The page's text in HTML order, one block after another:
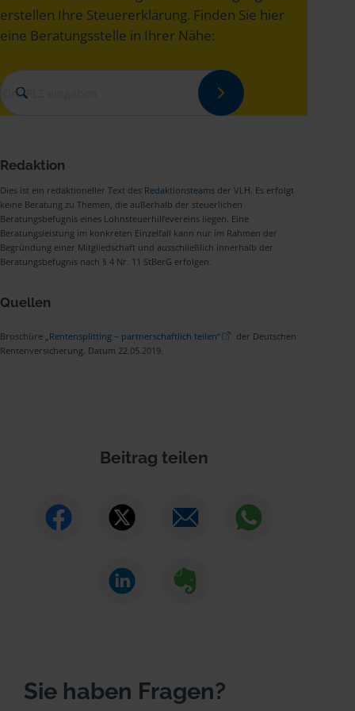
erstellen Ihre Steuererklärung. Finden Sie hier
eine Beratungsstelle in Ihrer Nähe:
Redaktion
Dies ist ein redaktioneller Text des Redaktionsteams der VLH. Es erfolgt
keine Beratung zu Themen, die außerhalb der steuerlichen
Beratungsbefugnis eines Lohnsteuerhilfevereins liegen. Eine
Beratungsleistung im konkreten Einzelfall kann nur im Rahmen der
Begründung einer Mitgliedschaft und ausschließlich innerhalb der
Beratungsbefugnis nach § 4 Nr. 11 StBerG erfolgen.
Quellen
Broschüre „Rentensplitting – partnerschaftlich teilen“
der Deutschen
Rentenversicherung. Datum 22.05.2019.
Beitrag teilen
Sie haben Fragen?